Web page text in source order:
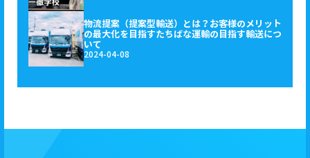
物流提案（提案型輸送）とは？お客様のメリット
の最大化を目指すたちばな運輸の目指す輸送につ
いて
2024-04-08